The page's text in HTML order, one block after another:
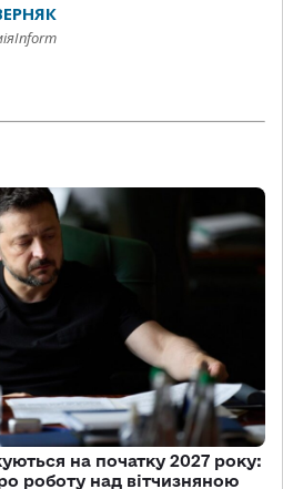
на початку 2027 року:
роботу над вітчизняною